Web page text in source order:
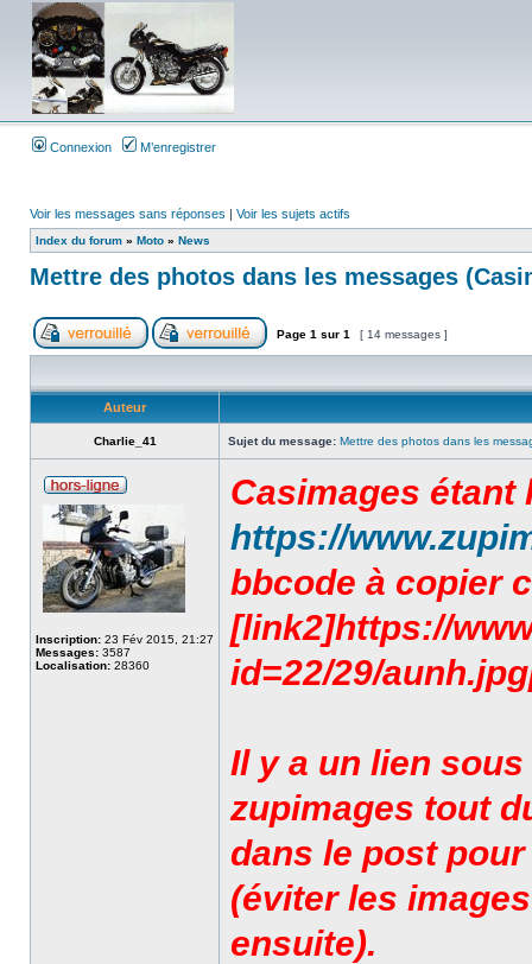
Connexion M’enregistrer
Voir les messages sans réponses | Voir les sujets actifs
Index du forum » Moto » News
Mettre des photos dans les messages
Page 1 sur 1 [ 14 messages ]
Auteur
Charlie_41 Sujet du message: Mettre des photos dans les
Inscription: 23 Fév 2015, 21:27
Messages: 3587
Localisation: 28360
Casimages étant
https://
bbcode à copier
[link2]https://
id=22/29/
Il y a un lien
zupimages tout
dans le post
(éviter les
ensuite).